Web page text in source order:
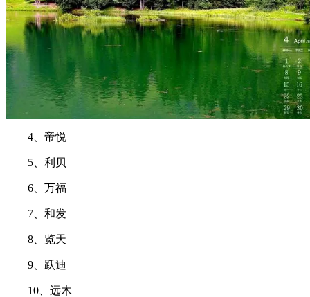
4、帝悦
5、利贝
6、万福
7、和发
8、览天
9、跃迪
10、远木